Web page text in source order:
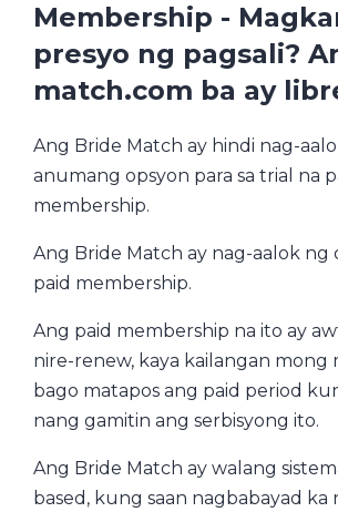
Membership -
presyo ng pagsali?
match.com ba ay
Ang Bride Match ay hindi nag-
anumang opsyon para sa trial na
membership.
Ang Bride Match ay nag-aalok ng
paid membership.
Ang paid membership na ito ay
nire-renew, kaya kailangan mong
bago matapos ang paid period
nang gamitin ang serbisyong ito.
Ang Bride Match ay walang
based, kung saan nagbabayad ka